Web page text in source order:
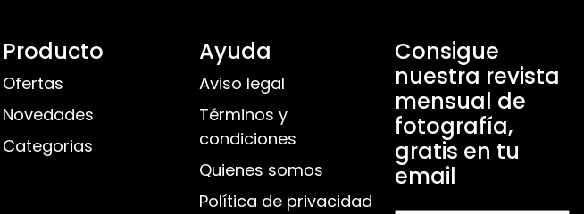
Producto
Ofertas
Novedades
Categorias
Ayuda
Aviso legal
Términos y
condiciones
Quienes somos
Política de privacidad
Consigue
nuestra revista
mensual de
fotografía,
gratis en tu
email